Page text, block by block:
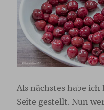
Als nächstes habe
Seite gestellt. Nun